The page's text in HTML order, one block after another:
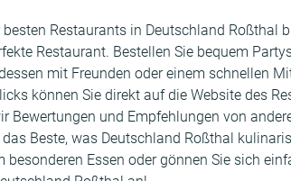
Restaurants in Deutschland Roßthal
Restaurant. Bestellen Sie bequem
mit Freunden oder einem schnellen
können Sie direkt auf die Website des
und Empfehlungen von
Beste, was Deutschland Roßthal
Essen oder gönnen Sie sich